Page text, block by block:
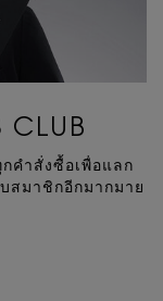
CLUB
กคําสั่งซื้อเพื่อแลก
สมาชิกอีกมากมาย